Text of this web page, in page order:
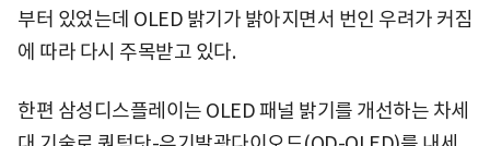
부터 있었는데 OLED 밝기가 밝아지면서 번인 우려가 커짐
에 따라 다시 주목받고 있다.
한편 삼성디스플레이는 OLED 패널 밝기를 개선하는 차세